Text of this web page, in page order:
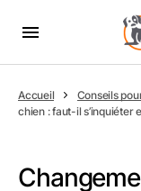
Accueil Conseils
chien : faut-il s’inquiéter